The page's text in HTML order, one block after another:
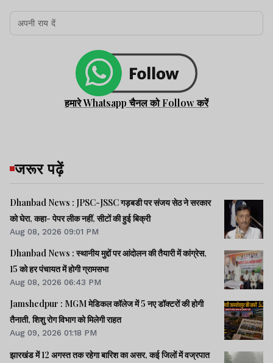
हमारे Whatsapp चैनल को Follow करें
जरूर पढ़ें
Dhanbad News : JPSC-JSSC गड़बडी पर संजय सेठ ने सरकार
को घेरा, कहा- पेपर लीक नहीं, सीटों की हुई बिक्री
Aug 08, 2026 09:01 PM
Dhanbad News : स्थानीय मुद्दों पर आंदोलन की तैयारी में कांग्रेस,
15 को हर पंचायत में होगी ग्रामसभा
Aug 08, 2026 06:43 PM
Jamshedpur : MGM मेडिकल कॉलेज में 5 नए डॉक्टरों की होगी
तैनाती, शिशु रोग विभाग को मिलेगी राहत
Aug 09, 2026 01:18 PM
झारखंड में 12 अगस्त तक रहेगा बारिश का असर, कई जिलों में वज्रपात